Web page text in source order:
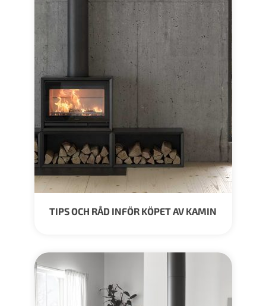
TIPS OCH RÅD INFÖR KÖPET AV KAMIN